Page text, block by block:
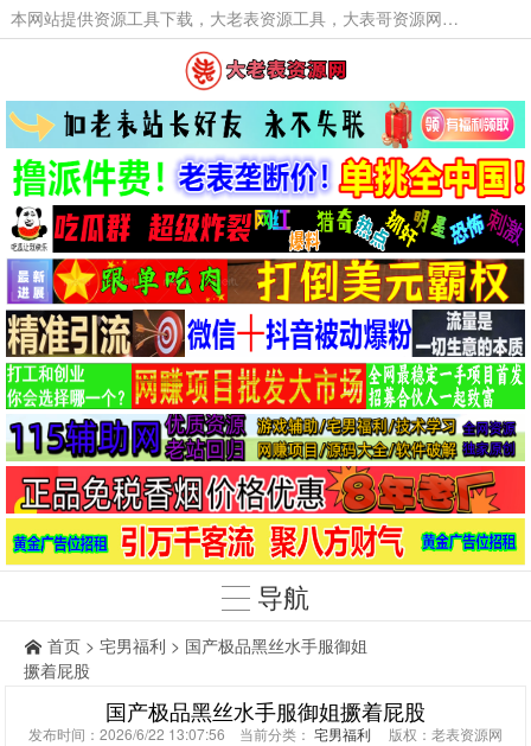
本网站提供资源工具下载，大老表资源工具，大表哥资源网软件工具，大老表资源下载，活动线报福利资源分享,活动线报，大型网游经典游戏，网络热门技术游戏辅助交流与分享。
导航
首页 > 宅男福利 > 国产极品黑丝水手服御姐
撅着屁股
国产极品黑丝水手服御姐撅着屁股
发布时间：2026/6/22 13:07:56 当前分类： 宅男福利 版权：老表资源网